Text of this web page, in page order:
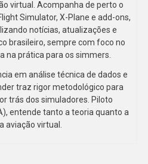
virtual. Acompanha de perto o
Simulator, X-Plane e add-ons,
notícias, atualizações e
brasileiro, sempre com foco no
na prática para os simmers.
em análise técnica de dados e
traz rigor metodológico para
trás dos simuladores. Piloto
entende tanto a teoria quanto a
aviação virtual.